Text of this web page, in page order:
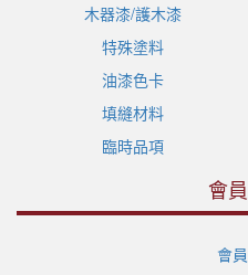
木器漆/護木漆
特殊塗料
油漆色卡
填縫材料
臨時品項
會
會